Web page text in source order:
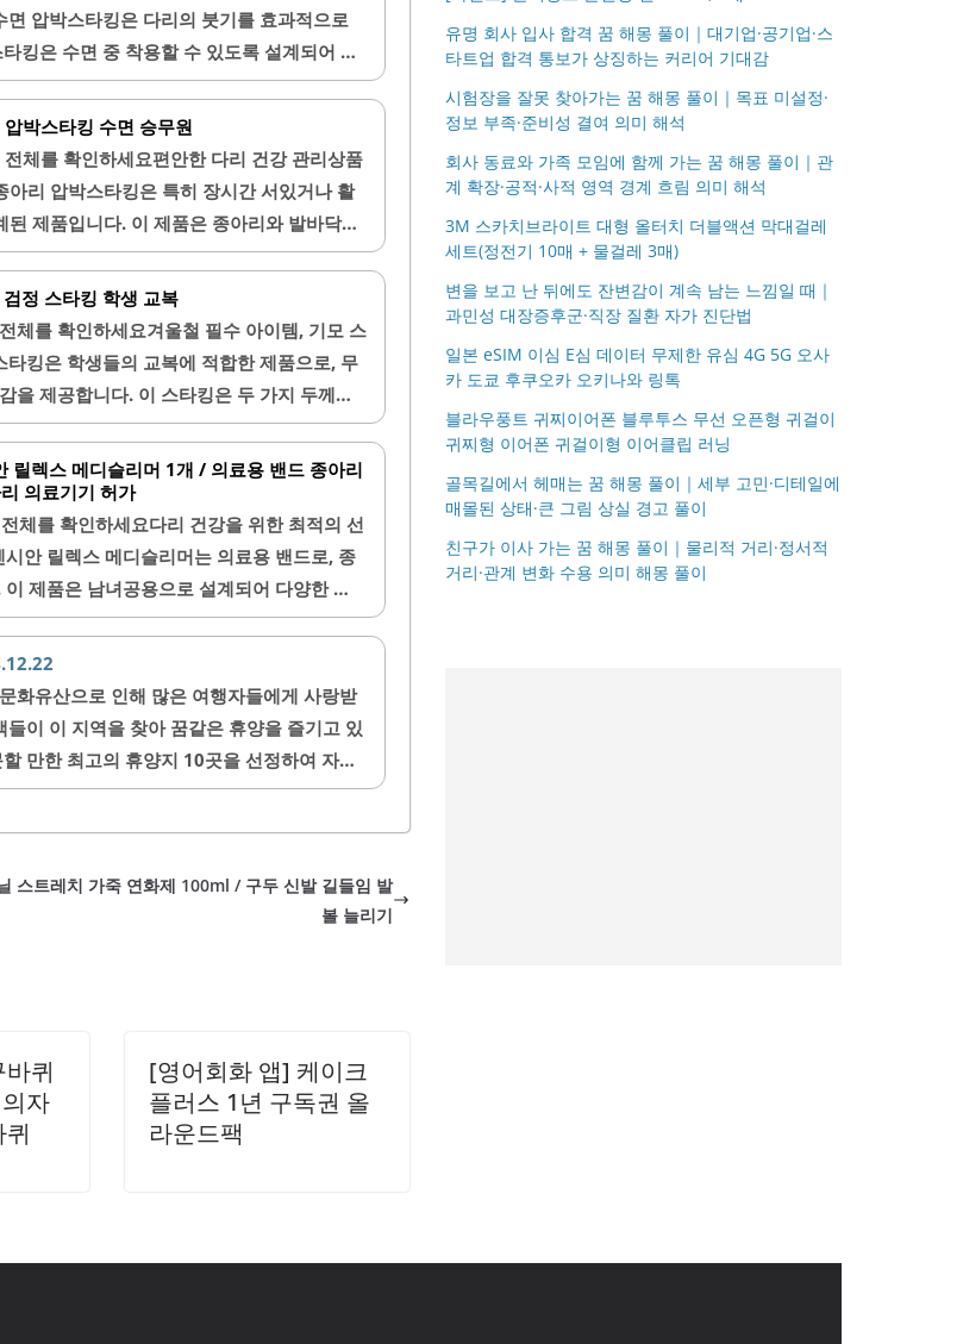
압박스타킹은 다리의 붓기를 효과적으로
킹은 수면 중 착용할 수 있도록 설계되어 있
다. 단계적 압박 설계로 발목부터 허벅지까
피로를 덜어주는 데 도움을 줍니다.일본에
효과가 입증된 제품입니다. 올리브영과 면세
에서 바디 슬리밍 만족도 95%를 기록한
이 적당하여 편안하게 수면을 취할 수 있습니
어 종아리부터 허벅지까지 충분히 커버할
제공되어 개인의 체형에 맞춰 선택할 수 있
하여 오랜 시간..
박스타킹 수면 승무원
체를 확인하세요편안한 다리 건강 관리상품
아리 압박스타킹은 특히 장시간 서있거나 활
된 제품입니다. 이 제품은 종아리와 발바닥에
감을 줄여줍니다. 착용감이 우수하며, 마감
불편함이 없습니다.압박 효과가 뛰어나 다
하는 데 도움을 줍니다. 특히 하지 정맥류로
제품입니다. 다양한 사이즈가 제공되어 개
있습니다.또한, 세탁 후에도 원래의 형태를
사용 후에는 다리가 가벼운 느낌을 경험할 수
게 착용할 수 있습니다.이 제품은 특히 수면
정 스타킹 학생 교복
체를 확인하세요겨울철 필수 아이템, 기모 스
킹은 학생들의 교복에 적합한 제품으로, 무
을 제공합니다. 이 스타킹은 두 가지 두께인
되어, 사용자의 필요에 따라 선택할 수 있습
적합한 두꺼운 소재로, 따뜻함을 유지하면서
록 디자인되었습니다.또한, 80데니아는 사
있는 두께로, 다양한 상황에서 활용 가능합
제공되어, 교복과 잘 어울리며 다양한 스타
은 짱짱하게 제작되어 안정적인 착용감을 제
구분이 용이합니다.이 스타킹은 보풀이나
는 일반적인 스타킹의 특성으로, 적절한 관
은품으로..
릴렉스 메디슬리머 1개 / 의료용 밴드 종아리
의료기기 허가
체를 확인하세요다리 건강을 위한 최적의 선
안 릴렉스 메디슬리머는 의료용 밴드로, 종
제품은 남녀공용으로 설계되어 다양한 체
은 혈액 순환을 도와주어 다리의 피로감을
용 시 쫀쫀한 느낌을 주어 편안한 착용감을
디자인으로 되어 있어 자연스러운 착용이 가
즈가 제공되어 개인의 체형에 맞춰 선택할 수
을 착용함으로써 종아리와 발목의 압박을 경
기..
화유산으로 인해 많은 여행자들에게 사랑받
이 이 지역을 찾아 꿈같은 휴양을 즐기고 있
만한 최고의 휴양지 10곳을 선정하여 자세
호도와 전문가들의 추천을 바탕으로 하였으
문화가 어우러진 휴양지입니다. 이곳에서는
양한 수공예품을 만나볼 수 있습니다. 또한,
스트레치 가죽 연화제 100ml / 구두 신발 길들임 발
볼 늘리기
퀴
자
[영어회화 앱] 케이크
플러스 1년 구독권 올
라운드팩
유명 회사 입사 합격 꿈 해몽 풀이｜대기업·공기업·스
타트업 합격 통보가 상징하는 커리어 기대감
시험장을 잘못 찾아가는 꿈 해몽 풀이｜목표 미설정·
정보 부족·준비성 결여 의미 해석
회사 동료와 가족 모임에 함께 가는 꿈 해몽 풀이｜관
계 확장·공적·사적 영역 경계 흐림 의미 해석
3M 스카치브라이트 대형 올터치 더블액션 막대걸레
세트(정전기 10매 + 물걸레 3매)
변을 보고 난 뒤에도 잔변감이 계속 남는 느낌일 때｜
과민성 대장증후군·직장 질환 자가 진단법
일본 eSIM 이심 E심 데이터 무제한 유심 4G 5G 오사
카 도쿄 후쿠오카 오키나와 링톡
블라우풍트 귀찌이어폰 블루투스 무선 오픈형 귀걸이
귀찌형 이어폰 귀걸이형 이어클립 러닝
골목길에서 헤매는 꿈 해몽 풀이｜세부 고민·디테일에
매몰된 상태·큰 그림 상실 경고 풀이
친구가 이사 가는 꿈 해몽 풀이｜물리적 거리·정서적
거리·관계 변화 수용 의미 해몽 풀이